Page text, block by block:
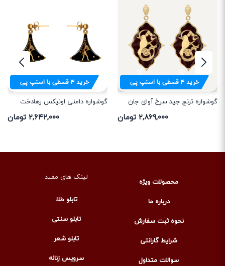
خرید۴قسطی با اسنپ پی
گوشواره ترنج جید سرخ آوای جان
۲,۸۶۹,۰۰۰ تومان
خرید۴قسطی با اسنپ پی
گوشواره دامنی اونیکس رهادخت
۲,۶۴۲,۰۰۰ تومان
محصولات ویژه
درباره ما
نحوه ثبت سفارش
شرایط گارانتی
سوالات متداول
لینک های مفید
تابلو طلا
تابلو سنتی
تابلو شعر
سرویس زنانه